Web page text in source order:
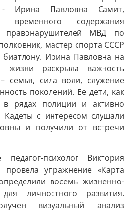
- Ирина Павловна Самит,
временного содержания
правонарушителей МВД по
мастер спорта СССР
Ирина Павловна на
жизни раскрыла важность
семья, сила воли, служение
поколений. Ее дети, как
рядах полиции и активно
Кадеты с интересом слушали
и получили от встречи
психолог Виктория
провела упражнение «Карта
восемь жизненно-
личностного развития.
визуальный анализ